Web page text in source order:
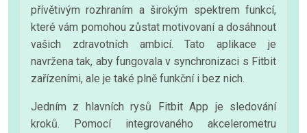
přívětivým rozhraním a širokým spektrem funkcí,
které vám pomohou zůstat motivovaní a dosáhnout
vašich zdravotních ambicí. Tato aplikace je
navržena tak, aby fungovala v synchronizaci s Fitbit
zařízeními, ale je také plně funkční i bez nich.
Jedním z hlavních rysů Fitbit App je sledování
kroků. Pomocí integrovaného akcelerometru